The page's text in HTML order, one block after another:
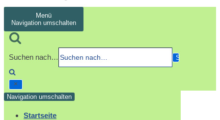
Menü
Navigation umschalten
Suchen nach…
Navigation umschalten
Startseite